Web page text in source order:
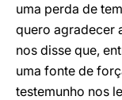
uma perda de
quero agradecer
nos disse que,
uma fonte de
testemunho nos